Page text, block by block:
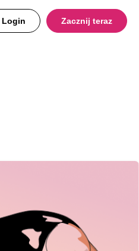
Login Zacznij teraz